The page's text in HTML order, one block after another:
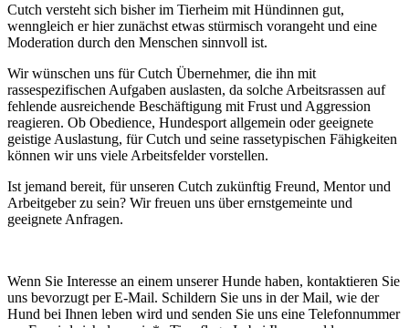
Cutch versteht sich bisher im Tierheim mit Hündinnen gut,
wenngleich er hier zunächst etwas stürmisch vorangeht und eine
Moderation durch den Menschen sinnvoll ist.
Wir wünschen uns für Cutch Übernehmer, die ihn mit
rassespezifischen Aufgaben auslasten, da solche Arbeitsrassen auf
fehlende ausreichende Beschäftigung mit Frust und Aggression
reagieren. Ob Obedience, Hundesport allgemein oder geeignete
geistige Auslastung, für Cutch und seine rassetypischen Fähigkeiten
können wir uns viele Arbeitsfelder vorstellen.
Ist jemand bereit, für unseren Cutch zukünftig Freund, Mentor und
Arbeitgeber zu sein? Wir freuen uns über ernstgemeinte und
geeignete Anfragen.
Wenn Sie Interesse an einem unserer Hunde haben, kontaktieren Sie
uns bevorzugt per E-Mail. Schildern Sie uns in der Mail, wie der
Hund bei Ihnen leben wird und senden Sie uns eine Telefonnummer